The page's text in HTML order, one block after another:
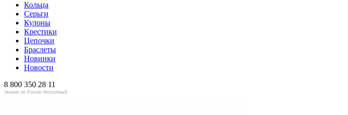
Кольца
Серьги
Кулоны
Крестики
Цепочки
Браслеты
Новинки
Новости
8 800 350 28 11
Звонок по России бесплатный